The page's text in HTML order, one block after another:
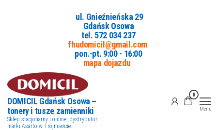
ul. Gnieźnieńska 29
Gdańsk Osowa
tel. 572 034 237
fhudomicil@gmail.com
pon.-pt. 9:00 - 16:00
mapa dojazdu
DOMICIL Gdańsk Osowa –
tonery i tusze zamienniki
Sklep stacjonarny i online, dystrybutor
marki Asarto w Trójmieście.
0
Menu